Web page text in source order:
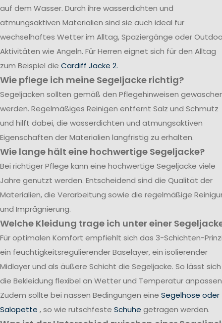
auf dem Wasser. Durch ihre wasserdichten und
atmungsaktiven Materialien sind sie auch ideal für
wechselhaftes Wetter im Alltag, Spaziergänge oder
Aktivitäten wie Angeln. Für Herren eignet sich für den Alltag
zum Beispiel die Cardiff Jacke 2.
Wie pflege ich meine Segeljacke richtig?
Segeljacken sollten gemäß den Pflegehinweisen
werden. Regelmäßiges Reinigen entfernt Salz und Schmutz
und hilft dabei, die wasserdichten und atmungsaktiven
Eigenschaften der Materialien langfristig zu erhalten.
Wie lange hält eine hochwertige Segeljacke?
Bei richtiger Pflege kann eine hochwertige Segeljacke viele
Jahre genutzt werden. Entscheidend sind die Qualität der
Materialien, die Verarbeitung sowie die regelmäßige
und Imprägnierung.
Welche Kleidung trage ich unter einer
Für optimalen Komfort empfiehlt sich das 3-Schichten-
ein feuchtigkeitsregulierender Baselayer, ein isolierender
Midlayer und als äußere Schicht die Segeljacke. So lässt sich
die Bekleidung flexibel an Wetter und Temperatur
Zudem sollte bei nassen Bedingungen eine Segelhose oder
Salopette , so wie rutschfeste Schuhe getragen werden.